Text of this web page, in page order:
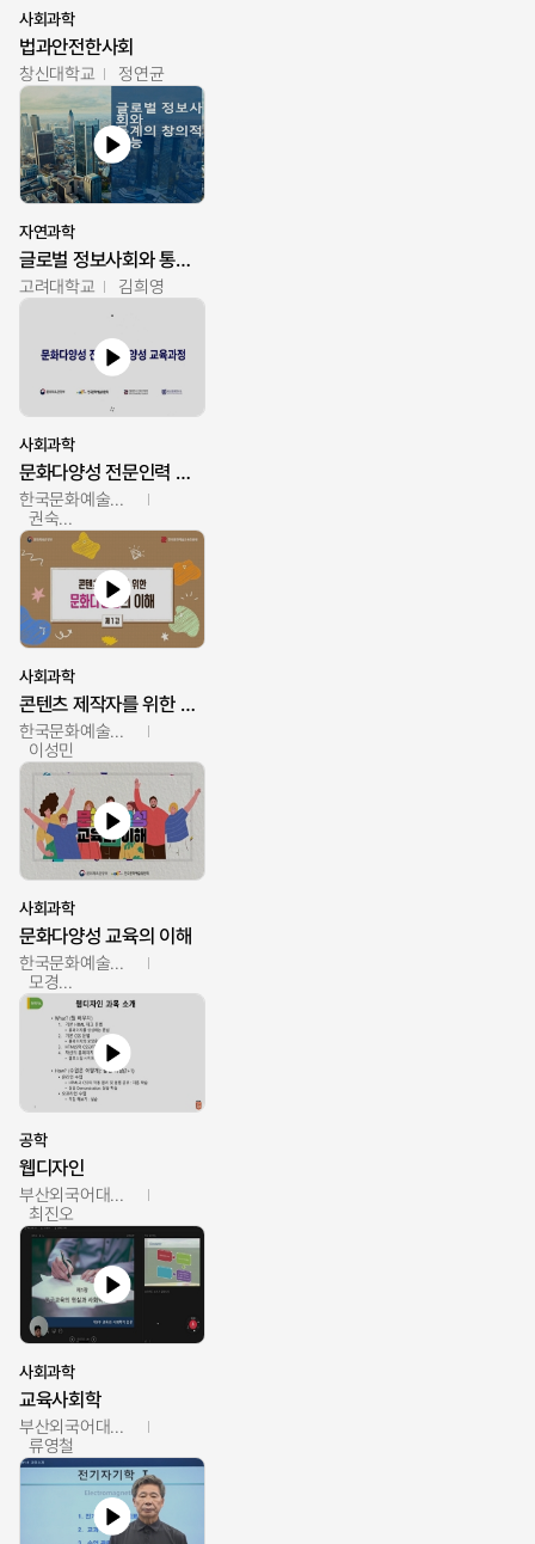
사회과학
법과안전한사회
창신대학교 정연균
자연과학
글로벌 정보사회와 통계의 창의적 기능
고려대학교 김희영
사회과학
문화다양성 전문인력 양성 기본과정 - 문화다양성의 이해
한국문화예술교육진흥원
권숙인 외 8명
사회과학
콘텐츠 제작자를 위한 문화다양성의 이해
한국문화예술교육진흥원
이성민
사회과학
문화다양성 교육의 이해
한국문화예술교육진흥원
모경환,성상환,정문성
공학
웹디자인
부산외국어대학교
최진오
사회과학
교육사회학
부산외국어대학교
류영철